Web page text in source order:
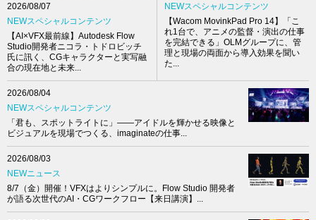
2026/08/07
NEWスペシャルコンテンツ
【AI×VFX最前線】Autodesk Flow
Studio開発者ニコラ・トドロビッチ
氏に訊く、CGキャラクターと実写融
合の現在地と未来...
NEWスペシャルコンテンツ
【Wacom MovinkPad Pro 14】「こ
れ1台で、アニメの監督・演出の仕事
を完結できる」OLMグループに、管
理と現場の両面から導入効果を聞い
た...
2026/08/04
NEWスペシャルコンテンツ
「君も、スポットライトに」――アイドルを輝かせる映像と
ビジュアルを現場でつくる、imaginateの仕事...
2026/08/03
NEWニュース
8/7（金）開催！VFXはよりシンプルに。Flow Studio 開発者
が語る次世代のAI・CGワークフロー【来日講演】...